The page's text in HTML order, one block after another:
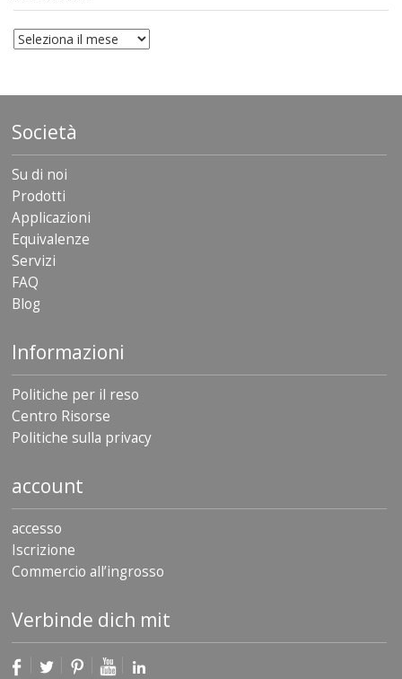
archivio
Società
Su di noi
Prodotti
Applicazioni
Equivalenze
Servizi
FAQ
Blog
Informazioni
Politiche per il reso
Centro Risorse
Politiche sulla privacy
account
accesso
Iscrizione
Commercio all’ingrosso
Verbinde dich mit